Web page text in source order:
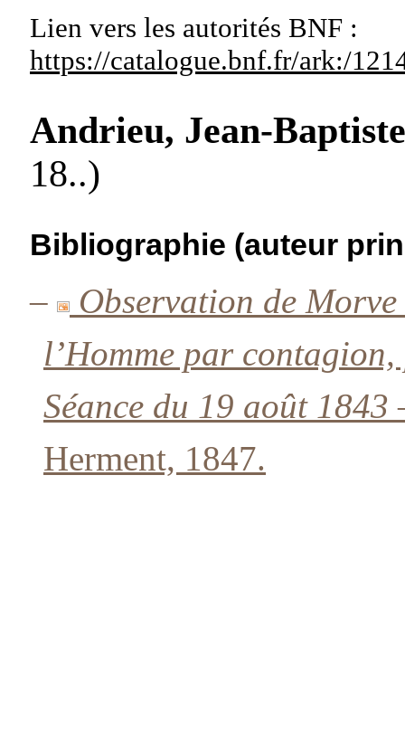
Lien vers les autorités BNF :
https://catalogue.bnf.fr/ark:/
Andrieu, Jean-
18..)
Bibliographie (auteur
–
Observation de
l’Homme par
Séance du 19 août
Herment, 1847.